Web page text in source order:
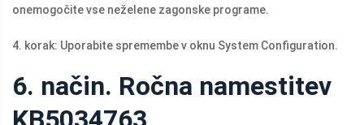
onemogočite vse neželene zagonske programe.
4. korak: Uporabite spremembe v oknu System Configuration.
6. način. Ročna namestitev